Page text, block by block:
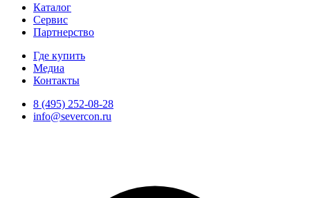
Каталог
Сервис
Партнерство
Где купить
Медиа
Контакты
8 (495) 252-08-28
info@severcon.ru